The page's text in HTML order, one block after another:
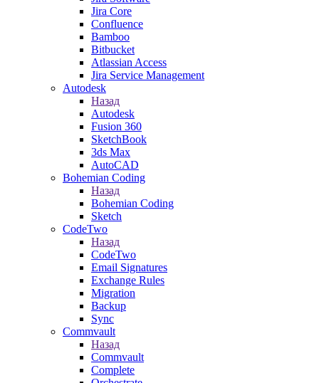
Jira Core
Confluence
Bamboo
Bitbucket
Atlassian Access
Jira Service Management
Autodesk
Назад
Autodesk
Fusion 360
SketchBook
3ds Max
AutoCAD
Bohemian Coding
Назад
Bohemian Coding
Sketch
CodeTwo
Назад
CodeTwo
Email Signatures
Exchange Rules
Migration
Backup
Sync
Commvault
Назад
Commvault
Complete